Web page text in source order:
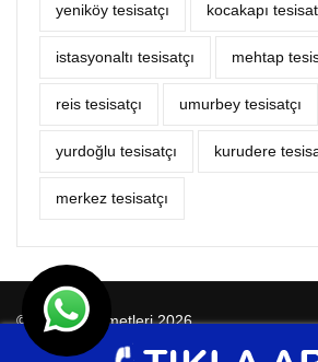
yeniköy tesisatçı kocakapı
istasyonaltı tesisatçı mehtap
reis tesisatçı umurbey tesisatçı
yurdoğlu tesisatçı kurudere
merkez tesisatçı
© Tesisat Hizmetleri 2026
Tasarım Ankara Hosting